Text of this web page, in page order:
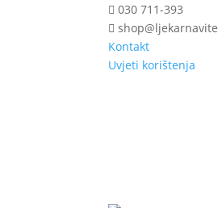
030 711-393
Kontakt
Uvjeti korištenja